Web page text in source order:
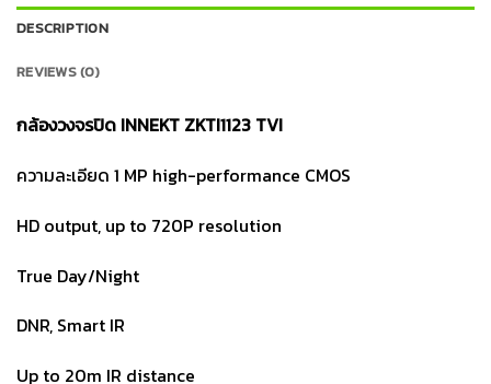
DESCRIPTION
REVIEWS (0)
กล้องวงจรปิด INNEKT ZKTI1123 TVI
ความละเอียด 1 MP high-performance CMOS
HD output, up to 720P resolution
True Day/Night
DNR, Smart IR
Up to 20m IR distance